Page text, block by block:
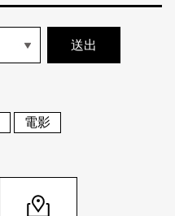
English
登入/註冊
電影